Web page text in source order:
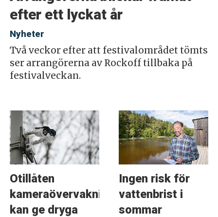
efter ett lyckat år
Nyheter
Två veckor efter att festivalområdet tömts
ser arrangörerna av Rockoff tillbaka på
festivalveckan.
Otillåten
kameraövervakning
kan ge dryga
Ingen risk för
vattenbrist i
sommar